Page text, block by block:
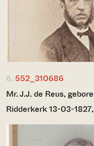
6. 552_310686
Mr. J.J. de Reus,
Ridderkerk 13-03-